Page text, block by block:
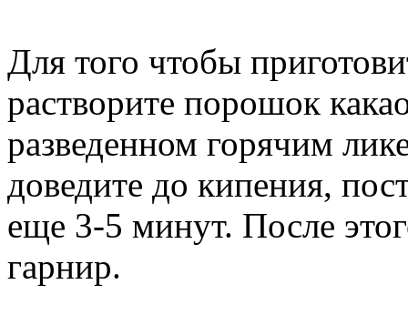
Для того чтобы
растворите порошок
разведенном горячим
доведите до кипения,
еще 3-5 минут. После
гарнир.